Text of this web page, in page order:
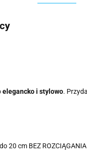
elegancko i stylowo.
20 cm BEZ ROZCIĄGANIA